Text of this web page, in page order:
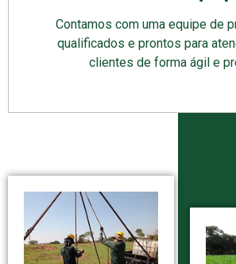
Contamos com uma equipe de
qualificados e prontos para
clientes de forma ágil e